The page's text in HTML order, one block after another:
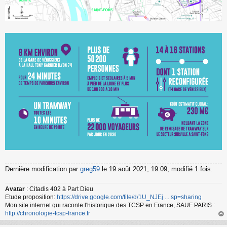
Dernière modification par greg59 le 19 août 2021, 19:09, modifié 1 fois.
Avatar : Citadis 402 à Part Dieu
Etude proposition: https://drive.google.com/file/d/1U_NJEj ... sp=sharing
Mon site internet qui raconte l'historique des TCSP en France, SAUF PARIS :
http://chronologie-tcsp-france.fr
au